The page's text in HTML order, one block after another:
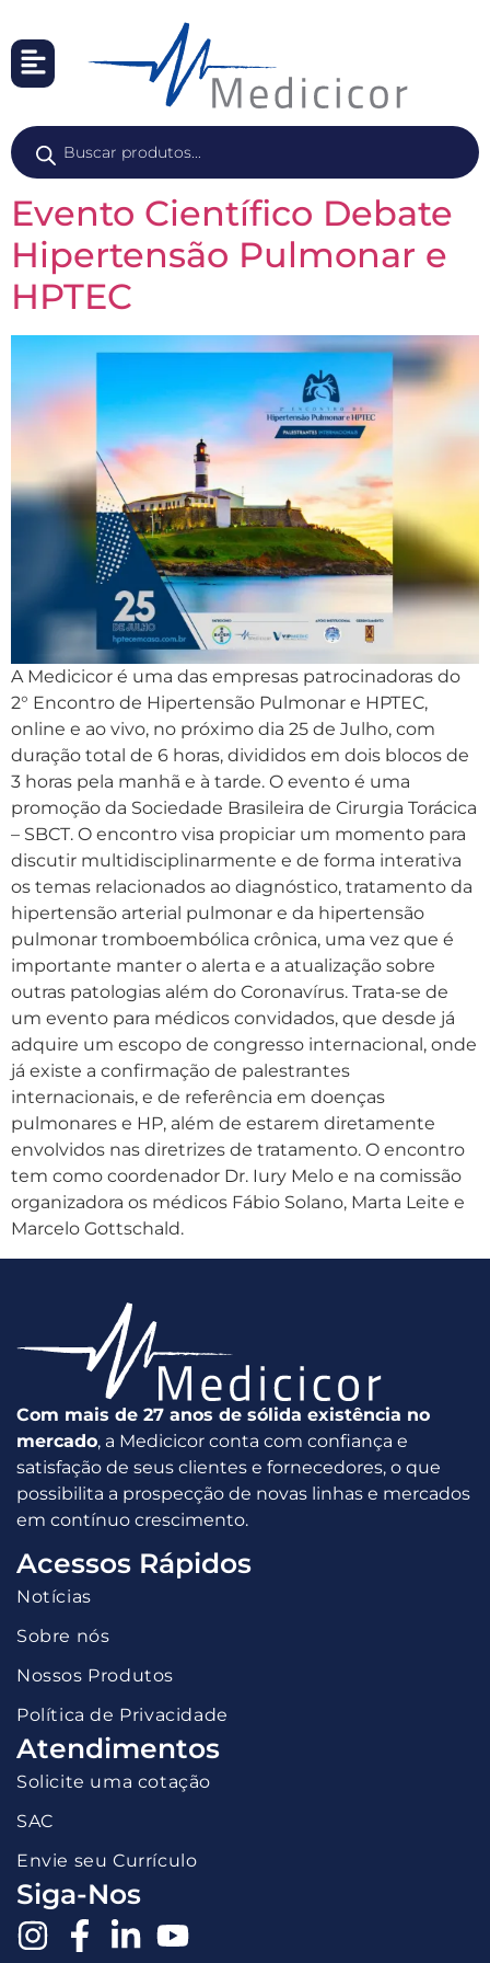
Evento Científico Debate
Hipertensão Pulmonar e
HPTEC
A Medicicor é uma das empresas patrocinadoras do
2° Encontro de Hipertensão Pulmonar e HPTEC,
online e ao vivo, no próximo dia 25 de Julho, com
duração total de 6 horas, divididos em dois blocos de
3 horas pela manhã e à tarde. O evento é uma
promoção da Sociedade Brasileira de Cirurgia Torácica
– SBCT. O encontro visa propiciar um momento para
discutir multidisciplinarmente e de forma interativa
os temas relacionados ao diagnóstico, tratamento da
hipertensão arterial pulmonar e da hipertensão
pulmonar tromboembólica crônica, uma vez que é
importante manter o alerta e a atualização sobre
outras patologias além do Coronavírus. Trata-se de
um evento para médicos convidados, que desde já
adquire um escopo de congresso internacional, onde
já existe a confirmação de palestrantes
internacionais, e de referência em doenças
pulmonares e HP, além de estarem diretamente
envolvidos nas diretrizes de tratamento. O encontro
tem como coordenador Dr. Iury Melo e na comissão
organizadora os médicos Fábio Solano, Marta Leite e
Marcelo Gottschald.
Com mais de 27 anos de sólida existência no
mercado, a Medicicor conta com confiança e
satisfação de seus clientes e fornecedores, o que
possibilita a prospecção de novas linhas e mercados
em contínuo crescimento.
Acessos Rápidos
Notícias
Sobre nós
Nossos Produtos
Política de Privacidade
Atendimentos
Solicite uma cotação
SAC
Envie seu Currículo
Siga-Nos